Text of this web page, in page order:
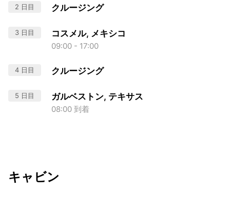
2 日目 クルージング
3 日目 コスメル, メキシコ
09:00 - 17:00
4 日目 クルージング
5 日目 ガルベストン, テキサス
08:00 到着
キャビン